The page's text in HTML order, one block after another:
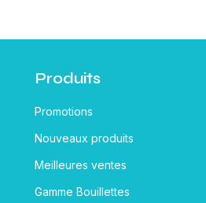
Produits
Promotions
Nouveaux produits
Meilleures ventes
Gamme Bouillettes